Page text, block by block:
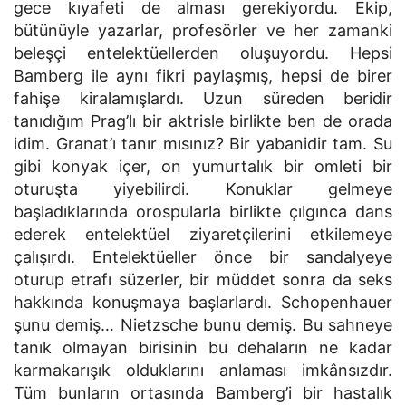
gece kıyafeti de alması gerekiyordu. Ekip,
bütünüyle yazarlar, profesörler ve her zamanki
beleşçi entelektüellerden oluşuyordu. Hepsi
Bamberg ile aynı fikri paylaşmış, hepsi de birer
fahişe kiralamışlardı. Uzun süreden beridir
tanıdığım Prag’lı bir aktrisle birlikte ben de orada
idim. Granat’ı tanır mısınız? Bir yabanidir tam. Su
gibi konyak içer, on yumurtalık bir omleti bir
oturuşta yiyebilirdi. Konuklar gelmeye
başladıklarında orospularla birlikte çılgınca dans
ederek entelektüel ziyaretçilerini etkilemeye
çalışırdı. Entelektüeller önce bir sandalyeye
oturup etrafı süzerler, bir müddet sonra da seks
hakkında konuşmaya başlarlardı. Schopenhauer
şunu demiş… Nietzsche bunu demiş. Bu sahneye
tanık olmayan birisinin bu dehaların ne kadar
karmakarışık olduklarını anlaması imkânsızdır.
Tüm bunların ortasında Bamberg’i bir hastalık